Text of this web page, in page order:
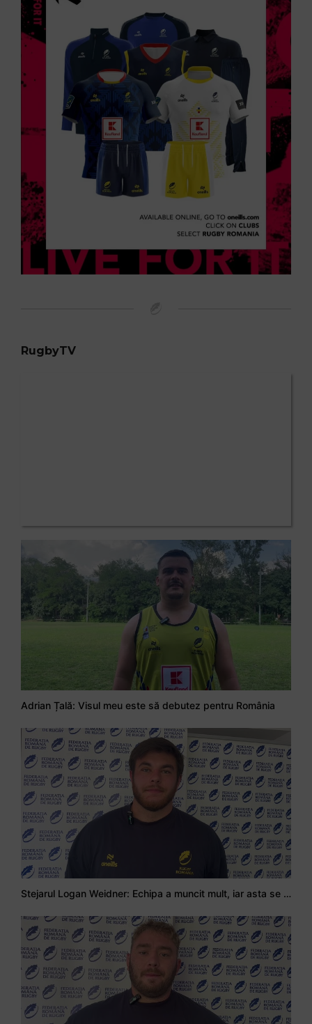
RugbyTV
Adrian Țală: Visul meu este să debutez pentru România
Stejarul Logan Weidner: Echipa a muncit mult, iar asta se va vedea în meciurile de la Nations Cup